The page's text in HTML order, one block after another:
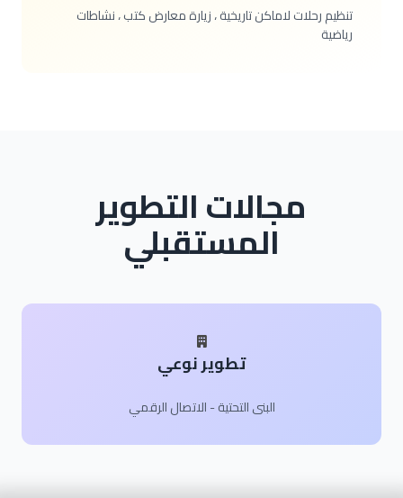
تنظيم رحلات لاماكن تاريخية ، زيارة معارض كتب ، نشاطات
رياضية
مجالات التطوير
المستقبلي
تطوير نوعي
البنى التحتية - الاتصال الرقمي